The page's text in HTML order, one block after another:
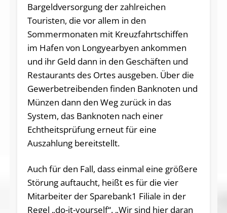
Bargeldversorgung der zahlreichen
Touristen, die vor allem in den
Sommermonaten mit Kreuzfahrtschiffen
im Hafen von Longyearbyen ankommen
und ihr Geld dann in den Geschäften und
Restaurants des Ortes ausgeben. Über die
Gewerbetreibenden finden Banknoten und
Münzen dann den Weg zurück in das
System, das Banknoten nach einer
Echtheitsprüfung erneut für eine
Auszahlung bereitstellt.
Auch für den Fall, dass einmal eine größere
Störung auftaucht, heißt es für die vier
Mitarbeiter der Sparebank1 Filiale in der
Regel „do-it-yourself“. „Wir sind hier daran